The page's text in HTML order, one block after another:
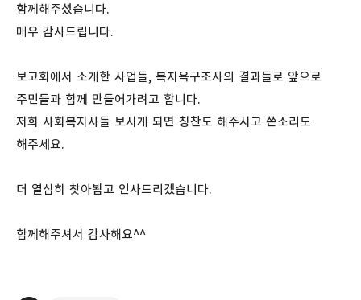
함께해주셨습니다.
매우 감사드립니다.
보고회에서 소개한 사업들, 복지욕구조사의 결과들로 앞으로
주민들과 함께 만들어가려고 합니다.
저희 사회복지사들 보시게 되면 칭찬도 해주시고 쓴소리도
해주세요.
더 열심히 찾아뵙고 인사드리겠습니다.
함께해주셔서 감사해요^^